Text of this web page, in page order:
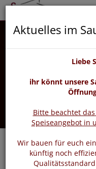
zurück
Aktuelles im
Liebe
ihr könnt unsere
Bitte beachtet
Speiseangebot in
Wir bauen für euch
künftig noch